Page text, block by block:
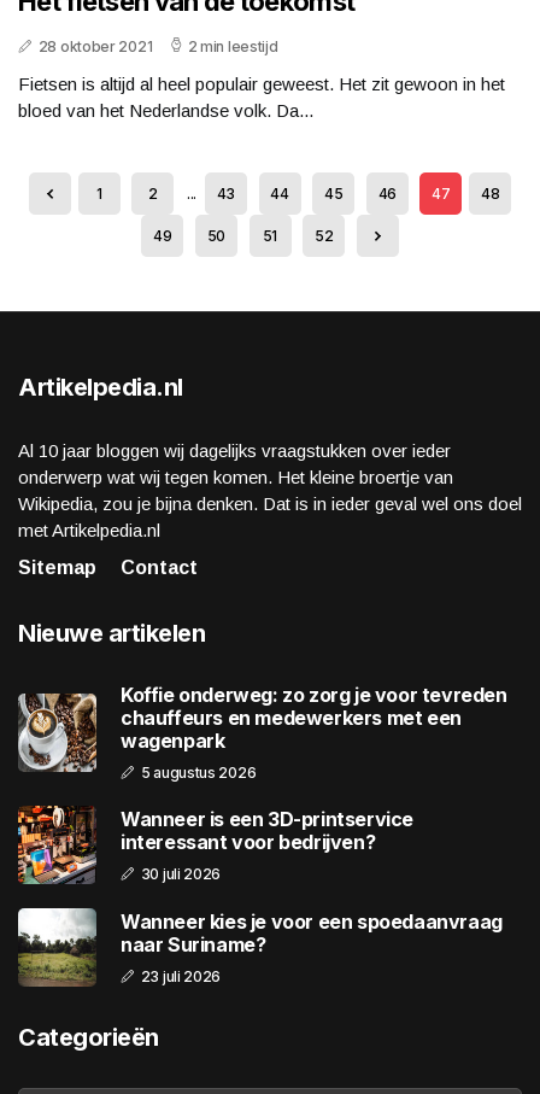
28 oktober 2021 2 min leestijd
Fietsen is altijd al heel populair geweest. Het zit gewoon in het
bloed van het Nederlandse volk. Da...
1 2 ... 43 44 45 46 47 48
49 50 51 52
Artikelpedia.nl
Al 10 jaar bloggen wij dagelijks vraagstukken over ieder
onderwerp wat wij tegen komen. Het kleine broertje van
Wikipedia, zou je bijna denken. Dat is in ieder geval wel ons doel
met Artikelpedia.nl
Sitemap
Contact
Nieuwe artikelen
Koffie onderweg: zo zorg je voor tevreden
chauffeurs en medewerkers met een
wagenpark
5 augustus 2026
Wanneer is een 3D-printservice
interessant voor bedrijven?
30 juli 2026
Wanneer kies je voor een spoedaanvraag
naar Suriname?
23 juli 2026
Categorieën